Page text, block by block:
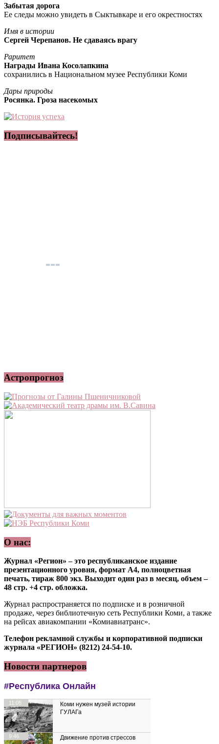
Забытая дорога
Ее следы можно увидеть в Сыктывкаре и его окрестностях
Имя в истории
Сергей Черепанов. Не сдаваясь врагу
Раритет
Награды Ивана Косолапкина
сохранились в Национальном музее Республики Коми
Дары природы
Росянка. Гроза насекомых
Подписывайтесь!
Астропрогноз
О нас:
Журнал «Регион» – это республиканское издание
презентационного уровня, формат А4, полноцветная
печать, тираж 800 экз. Выходит один раз в месяц, объем –
48 стр. +4 стр. обложка.
Журнал распространяется по подписке и в розничной
продаже, через библиотечную сеть Республики Коми, а также
на рейсах авиакомпании «Комиавиатранс».
Телефон рекламной службы и корпоративной подписки
журнала «РЕГИОН» (8212) 24-54-10.
Новости партнеров